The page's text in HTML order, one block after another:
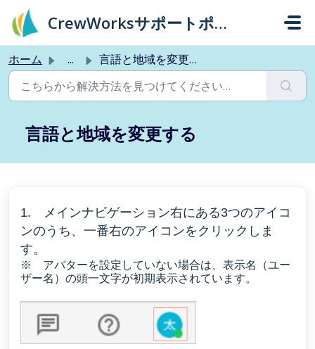
メインコンテンツに移動
CrewWorksサポートポータル
ホーム ... 言語と地域を変更する
言語と地域を変更する
1. メインナビゲーション右にある3つのアイコ
ンのうち、一番右のアイコンをクリックしま
す。
※ アバターを設定していない場合は、表示名（ユー
ザー名）の頭一文字が初期表示されています。